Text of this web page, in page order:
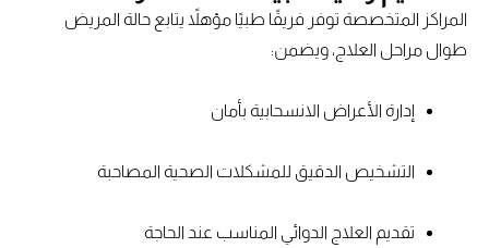
المراكز المتخصصة توفر فريقًا طبيًا مؤهلاً يتابع حالة المريض
طوال مراحل العلاج، ويضمن:
إدارة الأعراض الانسحابية بأمان
التشخيص الدقيق للمشكلات الصحية المصاحبة
تقديم العلاج الدوائي المناسب عند الحاجة